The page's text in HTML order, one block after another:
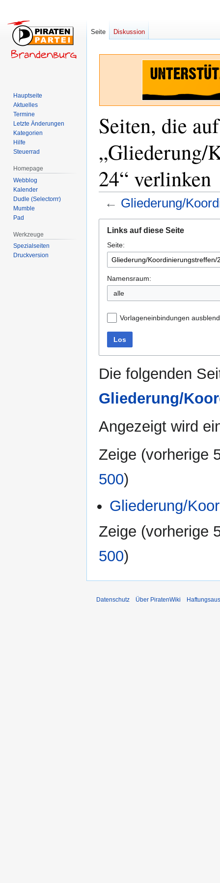
Seiten, die auf
„Gliederung/
24“ verlinken
← Gliederung/
Navigation
springen
Suche
springen
Links auf diese Seite
Seite:
Namensraum:
alle
Vorlageneinbindungen
Los
Die folgenden
Gliederung/
Angezeigt wird
Zeige (vorherige
500)
Gliederung/
Zeige (vorherige
500)
Seite Diskussion
Hauptseite
Aktuelles
Termine
Letzte Änderungen
Kategorien
Hilfe
Steuerrad
Homepage
Webblog
Kalender
Dudle (Selectorrr)
Mumble
Pad
Werkzeuge
Spezialseiten
Druckversion
Datenschutz Über PiratenWiki